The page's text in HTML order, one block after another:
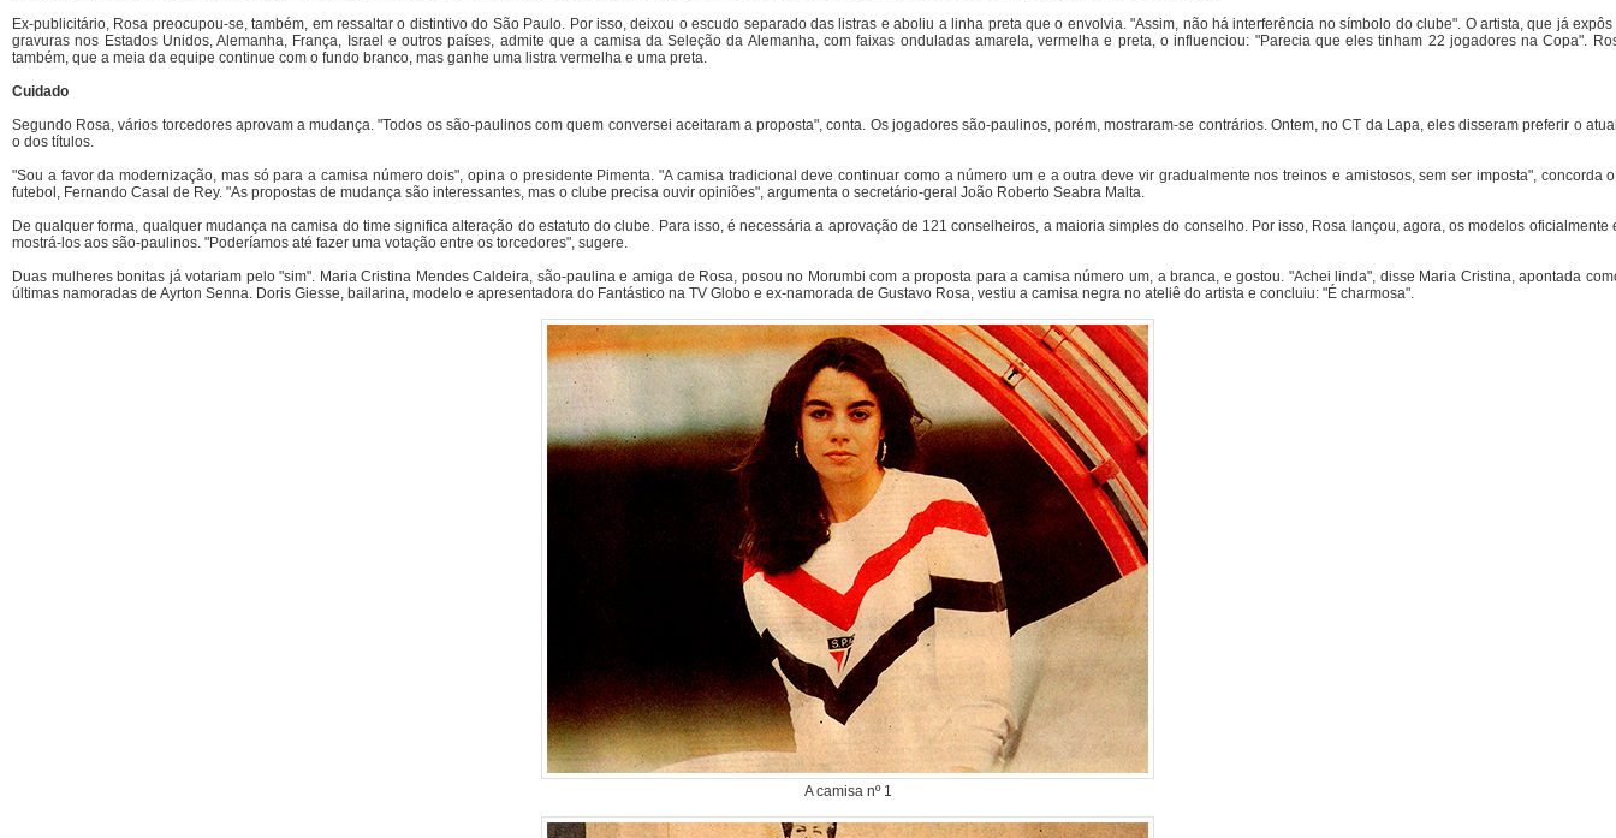
Ex-publicitário, Rosa preocupou-se, também, em ressaltar o distintivo do São Paulo. Por isso, deixou o escudo separado das listras e aboliu a linha preta que o envolvia. "Assim, não há interferência no símbolo do clube". O artista, que já
gravuras nos Estados Unidos, Alemanha, França, Israel e outros países, admite que a camisa da Seleção da Alemanha, com faixas onduladas amarela, vermelha e preta, o influenciou: "Parecia que eles tinham 22 jogadores na Copa".
também, que a meia da equipe continue com o fundo branco, mas ganhe uma listra vermelha e uma preta.
Cuidado
Segundo Rosa, vários torcedores aprovam a mudança. "Todos os são-paulinos com quem conversei aceitaram a proposta", conta. Os jogadores são-paulinos, porém, mostraram-se contrários. Ontem, no CT da Lapa, eles disseram preferir o
o dos títulos.
"Sou a favor da modernização, mas só para a camisa número dois", opina o presidente Pimenta. "A camisa tradicional deve continuar como a número um e a outra deve vir gradualmente nos treinos e amistosos, sem ser imposta", concorda
futebol, Fernando Casal de Rey. "As propostas de mudança são interessantes, mas o clube precisa ouvir opiniões", argumenta o secretário-geral João Roberto Seabra Malta.
De qualquer forma, qualquer mudança na camisa do time significa alteração do estatuto do clube. Para isso, é necessária a aprovação de 121 conselheiros, a maioria simples do conselho. Por isso, Rosa lançou, agora, os modelos oficialmente
mostrá-los aos são-paulinos. "Poderíamos até fazer uma votação entre os torcedores", sugere.
Duas mulheres bonitas já votariam pelo "sim". Maria Cristina Mendes Caldeira, são-paulina e amiga de Rosa, posou no Morumbi com a proposta para a camisa número um, a branca, e gostou. "Achei linda", disse Maria Cristina, apontada
últimas namoradas de Ayrton Senna. Doris Giesse, bailarina, modelo e apresentadora do Fantástico na TV Globo e ex-namorada de Gustavo Rosa, vestiu a camisa negra no ateliê do artista e concluiu: "É charmosa".
A camisa nº 1